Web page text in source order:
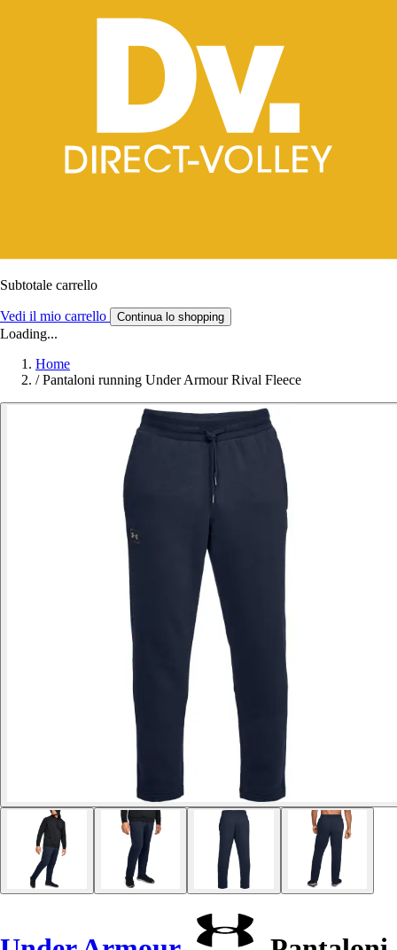
Subtotale carrello
Vedi il mio carrello Continua lo shopping
Loading...
Home
/ Pantaloni running Under Armour Rival Fleece